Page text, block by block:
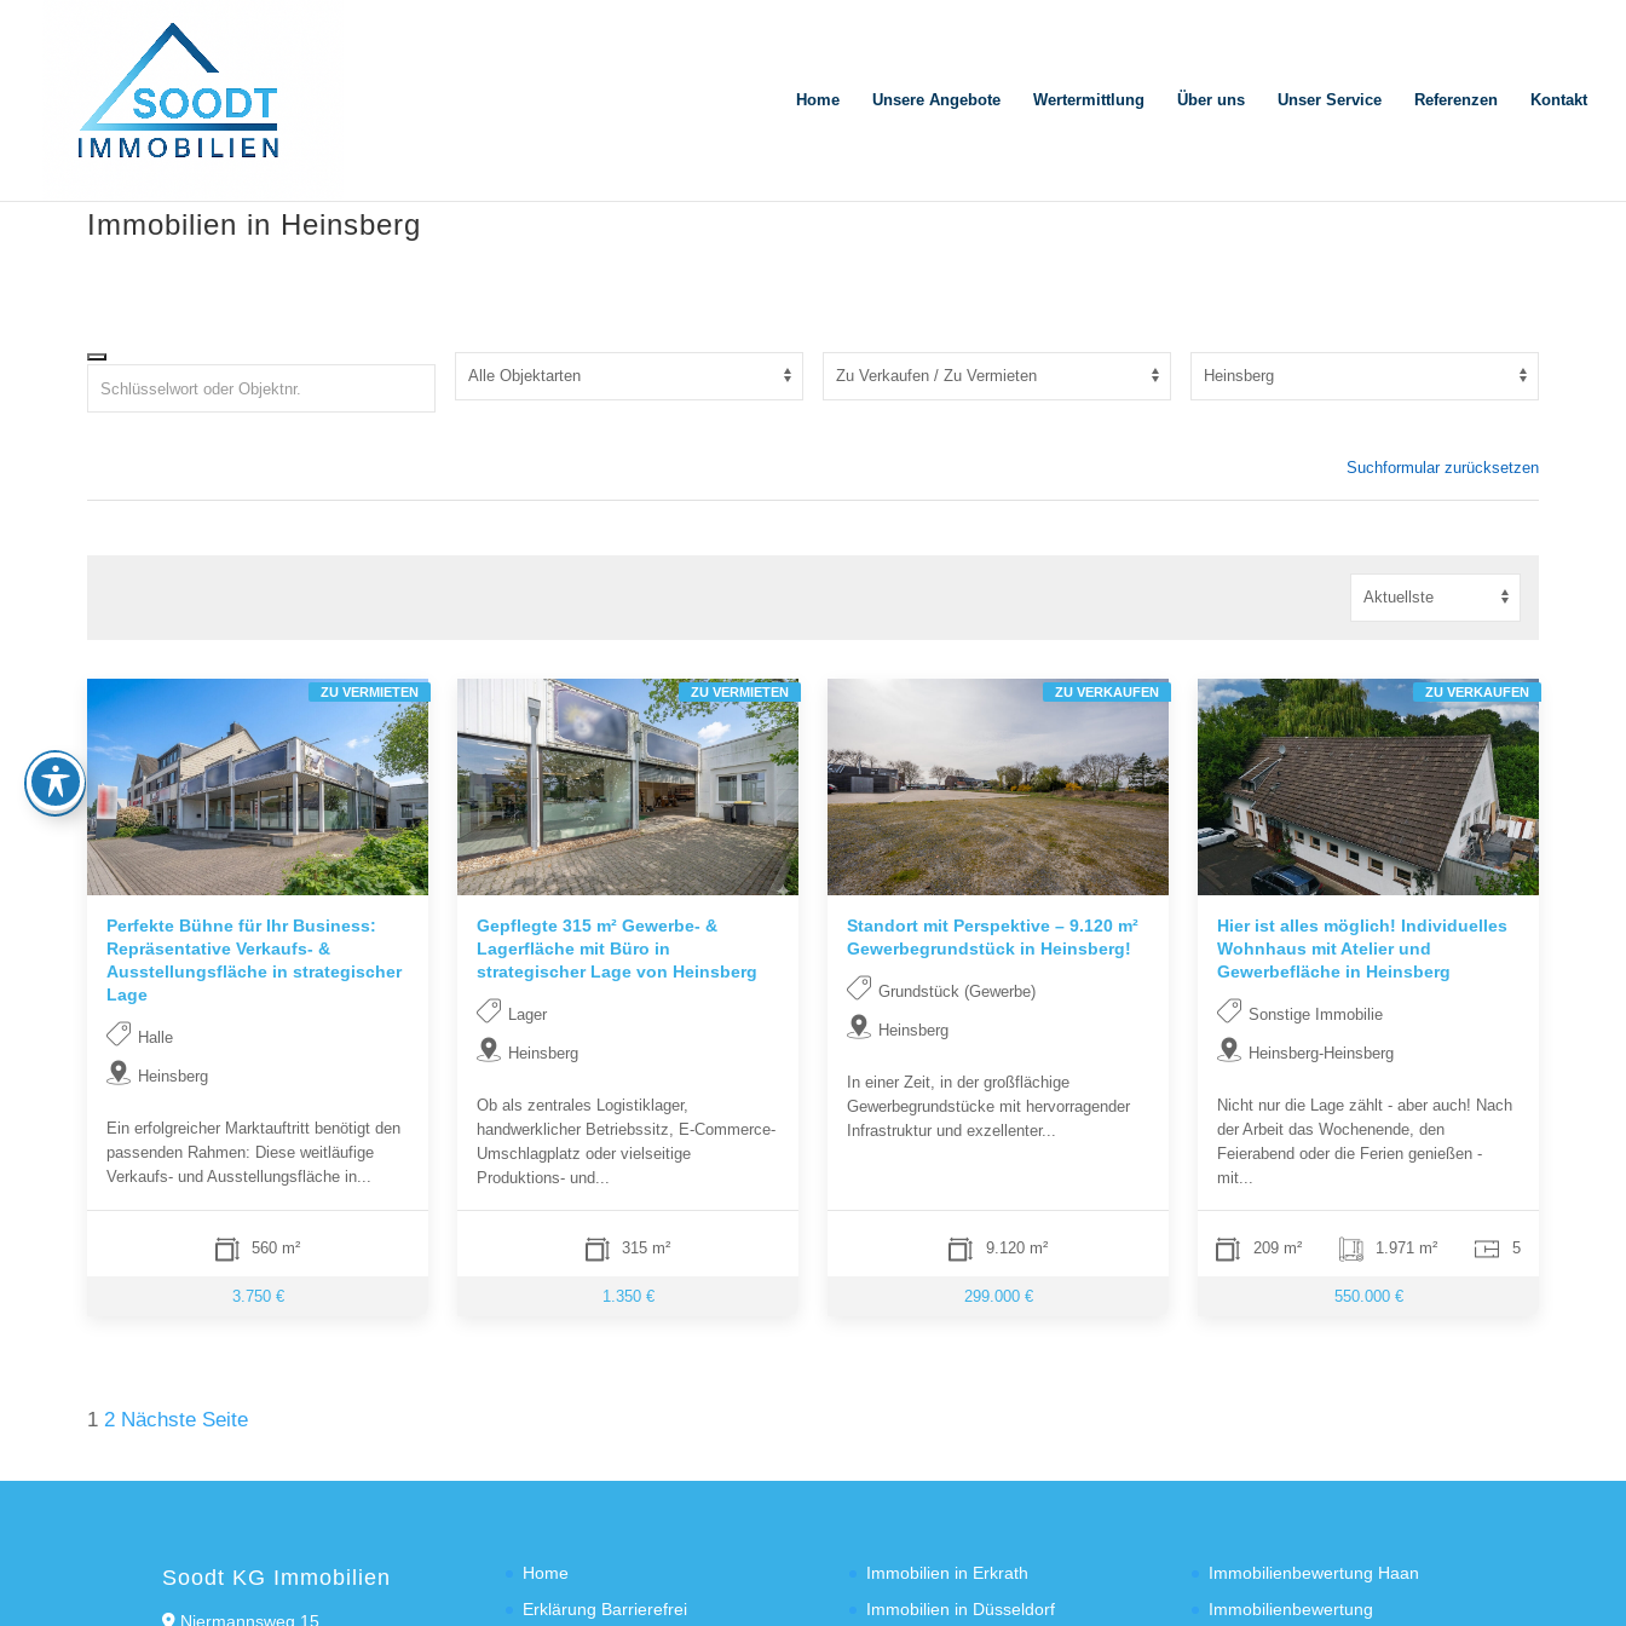
Home Unsere Angebote Wertermittlung Über uns Unser Service Referenzen Kontakt
Immobilien in Heinsberg
Suchformular zurücksetzen
Perfekte Bühne für Ihr Business:
Repräsentative Verkaufs- &
Ausstellungsfläche in strategischer
Lage
Halle
Heinsberg
Ein erfolgreicher Marktauftritt benötigt den
passenden Rahmen: Diese weitläufige
Verkaufs- und Ausstellungsfläche in...
560 m²
3.750 €
ZU VERMIETEN
Gepflegte 315 m² Gewerbe- &
Lagerfläche mit Büro in
strategischer Lage von Heinsberg
Lager
Heinsberg
Ob als zentrales Logistiklager,
handwerklicher Betriebssitz, E-Commerce-
Umschlagplatz oder vielseitige
Produktions- und...
315 m²
1.350 €
ZU VERMIETEN
Standort mit Perspektive – 9.120 m²
Gewerbegrundstück in Heinsberg!
Grundstück (Gewerbe)
Heinsberg
In einer Zeit, in der großflächige
Gewerbegrundstücke mit hervorragender
Infrastruktur und exzellenter...
9.120 m²
299.000 €
ZU VERKAUFEN
Hier ist alles möglich! Individuelles
Wohnhaus mit Atelier und
Gewerbefläche in Heinsberg
Sonstige Immobilie
Heinsberg-Heinsberg
Nicht nur die Lage zählt - aber auch! Nach
der Arbeit das Wochenende, den
Feierabend oder die Ferien genießen -
mit...
209 m² 1.971 m² 5
550.000 €
ZU VERKAUFEN
Seitennummerierung
der
1 2 Nächste Seite
Soodt KG Immobilien
Niermannsweg 15
Home
Erklärung Barrierefrei
Immobilien in Erkrath
Immobilien in Düsseldorf
Immobilienbewertung Haan
Immobilienbewertung